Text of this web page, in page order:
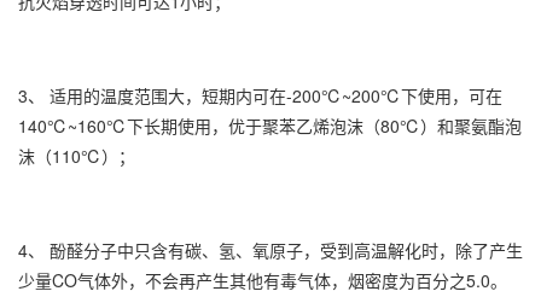
3、 适用的温度范围大，短期内可在-200℃~200℃下使用，可在
140℃~160℃下长期使用，优于聚苯乙烯泡沫（80℃）和聚氨酯泡
沫（110℃）；
4、 酚醛分子中只含有碳、氢、氧原子，受到高温解化时，除了产生
少量CO气体外，不会再产生其他有毒气体，烟密度为百分之5.0。